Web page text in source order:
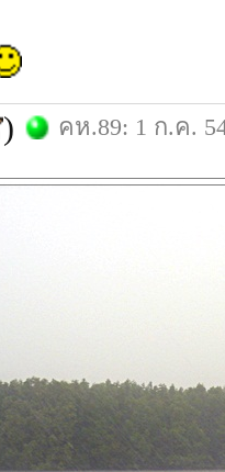
) คห.89: 1 ก.ค.